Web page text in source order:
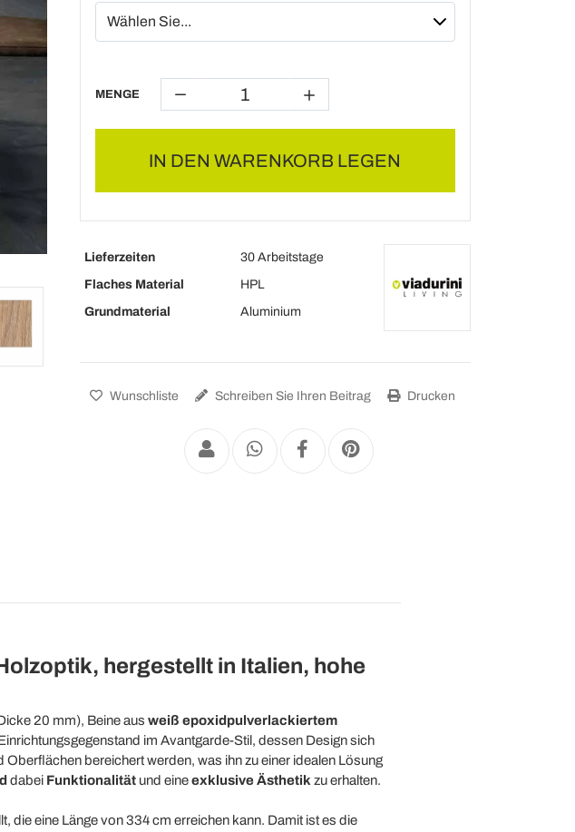
MENGE
IN DEN WARENKORB LEGEN
Lieferzeiten
30 Arbeitstage
Flaches Material
HPL
Grundmaterial
Aluminium
Wunschliste Schreiben Sie Ihren Beitrag Drucken
hergestellt in Italien, hohe
20 mm), Beine aus weiß epoxidpulverlackiertem
im Avantgarde-Stil, dessen Design sich
bereichert werden, was ihn zu einer idealen Lösung
dabei Funktionalitätund eineexklusive Ästhetik zu erhalten.
die eine Länge von 334 cm erreichen kann. Damit ist es die